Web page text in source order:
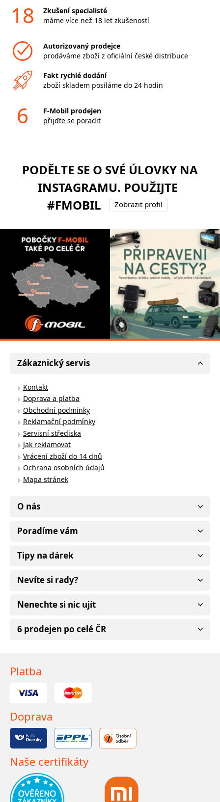
18
Zkušení specialisté
máme více než 18 let zkušeností
Autorizovaný prodejce
prodáváme zboží z oficiální české distribuce
Fakt rychlé dodání
zboží skladem posíláme do 24 hodin
6
F-Mobil prodejen
přijďte se poradit
PODĚLTE SE O SVÉ ÚLOVKY NA
INSTAGRAMU. POUŽIJTE
#FMOBIL
Zobrazit profil
Zákaznický servis
Kontakt
Doprava a platba
Obchodní podmínky
Reklamační podmínky
Servisní střediska
Jak reklamovat
Vrácení zboží do 14 dnů
Ochrana osobních údajů
Mapa stránek
O nás
Poradíme vám
Tipy na dárek
Nevíte si rady?
Nenechte si nic ujít
6 prodejen po celé ČR
Platba
Doprava
Naše certifikáty